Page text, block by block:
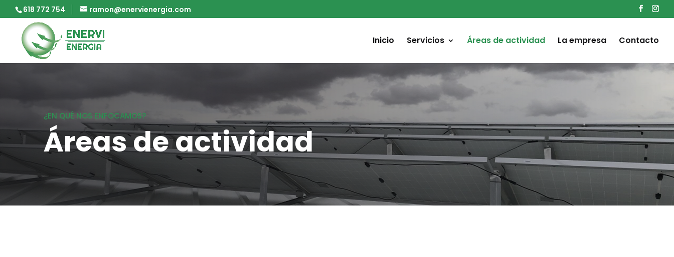
618 772 754 ramon@enervienergia.com
Inicio Servicios Áreas de actividad La empresa Contacto
¿EN QUÉ NOS ENFOCAMOS?
Áreas de actividad